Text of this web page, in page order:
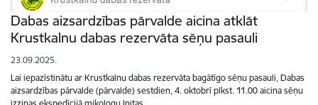
Dabas aizsardzības pārvalde aicina atklāt
Krustkalnu dabas rezervāta sēņu pasauli
23.09.2025.
Lai iepazīstinātu ar Krustkalnu dabas rezervāta bagātīgo sēņu pasauli, Dabas
aizsardzības pārvalde (pārvalde) sestdien, 4. oktobrī plkst. 11.00 aicina sēņu